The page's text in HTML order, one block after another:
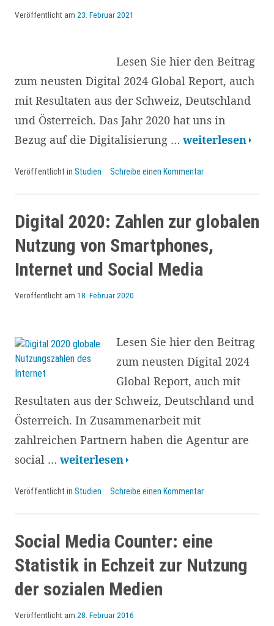
Veröffentlicht am 23. Februar 2021
Lesen Sie hier den Beitrag
zum neusten Digital 2024 Global Report, auch
mit Resultaten aus der Schweiz, Deutschland
und Österreich. Das Jahr 2020 hat uns in
Bezug auf die Digitalisierung … Digital
Daten,
und
zur
Nutzung
Mobile,
Social
Media
und
Commerce
weiterlesen
Veröffentlicht in Studien Schreibe einen Kommentar
Digital 2020: Zahlen zur globalen
Nutzung von Smartphones,
Internet und Social Media
Veröffentlicht am 18. Februar 2020
Lesen Sie hier den Beitrag
zum neusten Digital 2024
Global Report, auch mit
Resultaten aus der Schweiz, Deutschland und
Österreich. In Zusammenarbeit mit
zahlreichen Partnern haben die Agentur are
social … Digital
Zahlen
globalen
Nutzung
von
Smartphones,
Internet
weiterlesen
Veröffentlicht in Studien Schreibe einen Kommentar
Social Media Counter: eine
Statistik in Echzeit zur Nutzung
der sozialen Medien
Veröffentlicht am 28. Februar 2016